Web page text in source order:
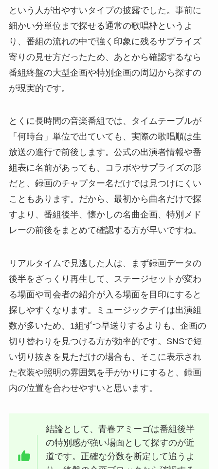
という人が出やすいタイプの披露でした。事前に
細かい分単位まで探せる通常の歌唱枠というよ
り、番組の流れの中で強く印象に残るサプライズ
寄りの見せ方だったため、あとから確認するなら
番組終盤の大型企画や特別企画の周辺から探すの
が現実的です。
とくに長時間の音楽番組では、タイムテーブルが
「何時台」単位で出ていても、実際の歌唱順は生
放送の進行で前後します。公式の出演者情報や番
組表に名前があっても、コラボやサプライズの形
だと、録画のチャプター名だけでは見つけにくい
こともあります。だから、最初から曲名だけで探
すより、番組後半、懐かしの名曲企画、特別メド
レーの前後をまとめて確認する方が早いですね。
リアルタイムで見逃した人は、まず録画データの
後半をざっくり再生して、ステージセットが変わ
る場面や司会者の紹介が入る場面を目印にすると
探しやすくなります。ミュージックデイは出演組
数が多いため、1組ずつ早送りするよりも、企画の
切り替わりを見つける方が効率的です。SNSで短
い切り抜きを見ただけの場合も、そこに表示され
た衣装や照明の雰囲気を手がかりにすると、録画
内の位置を合わせやすいと思います。
結論として、青春アミーゴは番組後半
の特別感が強い場面として探すのが近
道です。正確な分数を断定して追うよ